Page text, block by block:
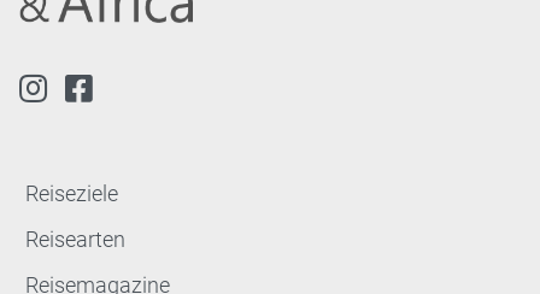
Reiseziele
Reisearten
Reisemagazine